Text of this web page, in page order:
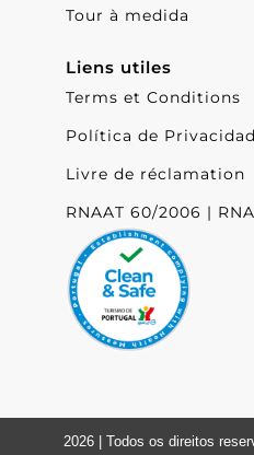
Tour à medida
Liens utiles
Terms et Conditions
Política de
Livre de réclamation
RNAAT 60/2006 |
2026 | Todos os direitos